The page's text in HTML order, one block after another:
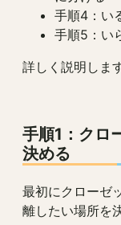
手順4：い
手順5：い
詳しく説明します
手順1：クロ
決める
最初にクローゼ
離したい場所を